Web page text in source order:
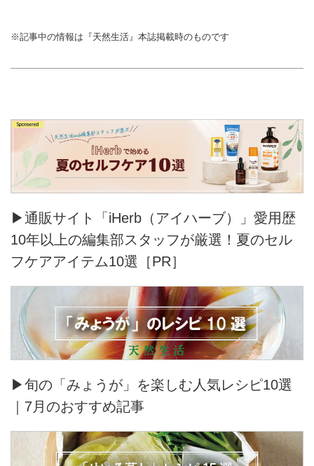
※記事中の情報は『天然生活』本誌掲載時のものです
▶通販サイト「iHerb（アイハーブ）」愛用歴
10年以上の編集部スタッフが厳選！夏のセル
フケアアイテム10選［PR］
▶旬の「みょうが」を楽しむ人気レシピ10選
｜7月のおすすめ記事